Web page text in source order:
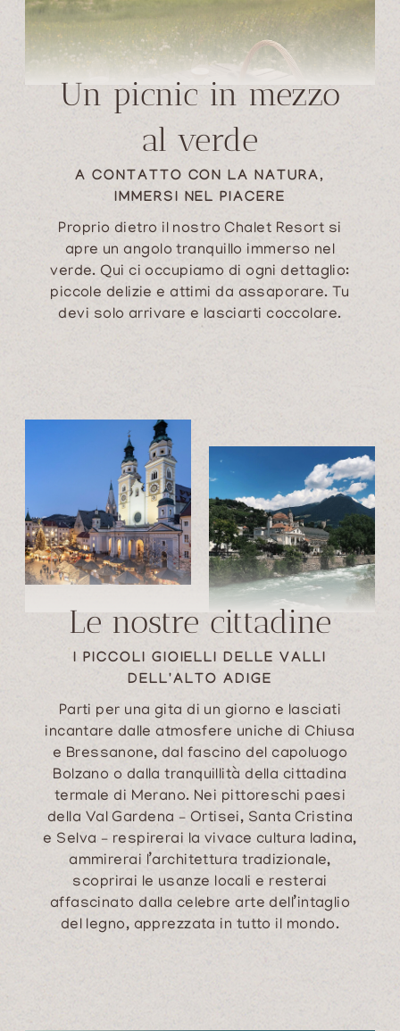
Un picnic in mezzo
al verde
A CONTATTO CON LA NATURA,
IMMERSI NEL PIACERE
Proprio dietro il nostro Chalet Resort si
apre un angolo tranquillo immerso nel
verde. Qui ci occupiamo di ogni dettaglio:
piccole delizie e attimi da assaporare. Tu
devi solo arrivare e lasciarti coccolare.
Le nostre cittadine
I PICCOLI GIOIELLI DELLE VALLI
DELL'ALTO ADIGE
Parti per una gita di un giorno e lasciati
incantare dalle atmosfere uniche di Chiusa
e Bressanone, dal fascino del capoluogo
Bolzano o dalla tranquillità della cittadina
termale di Merano. Nei pittoreschi paesi
della Val Gardena – Ortisei, Santa Cristina
e Selva – respirerai la vivace cultura ladina,
ammirerai l’architettura tradizionale,
scoprirai le usanze locali e resterai
affascinato dalla celebre arte dell’intaglio
del legno, apprezzata in tutto il mondo.